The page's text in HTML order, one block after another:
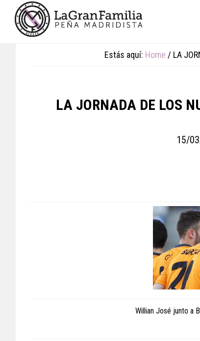
primary
footer
Estás aquí: Home / LA
LA JORNADA DE LOS
15/
Willian José junto a